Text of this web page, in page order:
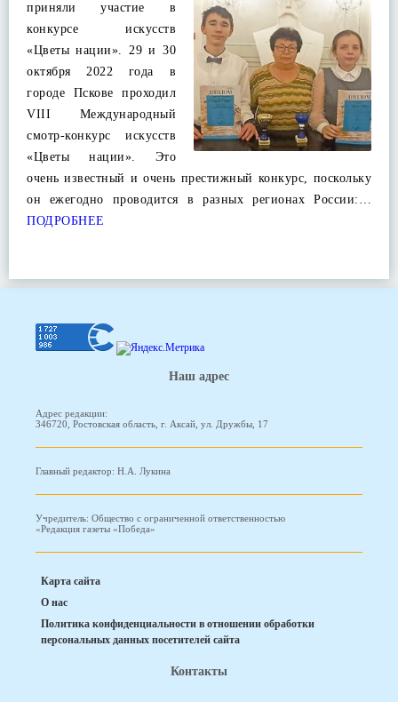
приняли участие в
конкурсе искусств
«Цветы нации». 29 и 30
октября 2022 года в
городе Пскове проходил
VIII Международный
смотр-конкурс искусств
«Цветы нации». Это
очень известный и очень престижный конкурс, поскольку
он ежегодно проводится в разных регионах России:…
ПОДРОБНЕЕ
Наш адрес
Адрес редакции:
346720, Ростовская область, г. Аксай, ул. Дружбы, 17
Главный редактор: Н.А. Лукина
Учредитель: Общество с ограниченной ответственностью
«Редакция газеты «Победа»
Карта сайта
О нас
Политика конфиденциальности в отношении обработки
персональных данных посетителей сайта
Контакты